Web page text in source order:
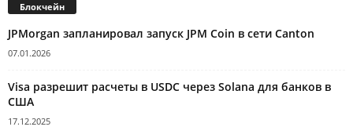
Блокчейн
JPMorgan запланировал запуск JPM Coin в сети Canton
07.01.2026
Visa разрешит расчеты в USDC через Solana для банков в
США
17.12.2025